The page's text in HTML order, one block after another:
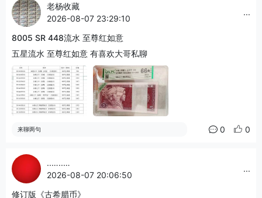
老杨收藏
2026-08-07 23:29:10
...
8005 SR 448流水 至尊红如意
五星流水 至尊红如意 有喜欢大哥私聊
来聊两句 0 0
..…..…
2026-08-07 20:06:50
...
修订版《古希腊币》